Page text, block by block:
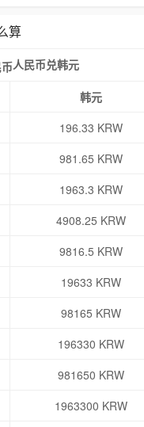
算
人民币兑韩元
韩元
196.33 KRW
981.65 KRW
1963.3 KRW
4908.25 KRW
9816.5 KRW
19633 KRW
98165 KRW
196330 KRW
981650 KRW
1963300 KRW